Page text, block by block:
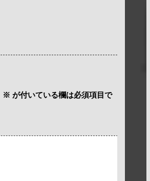
※ が付いている欄は必須項目で